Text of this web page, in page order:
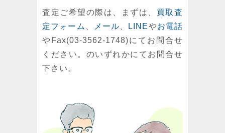
査定ご希望の際は、まずは、 買取査
定フォーム
メール LINEやお電話
やFax(03-3562-1748)にてお問合せ
ください。のいずれかにてお問合せ
下さい。